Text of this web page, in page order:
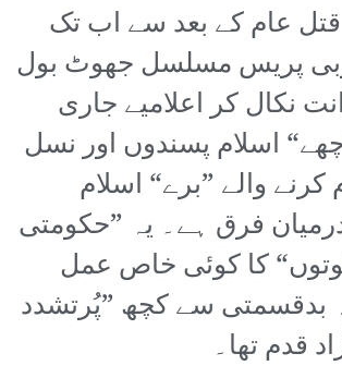
عام کے بعد سے اب تک
پریس مسلسل جھوٹ بول
نکال کر اعلامیے جاری
اسلام پسندوں اور نسل
والے ”برے“ اسلام
فرق ہے۔ یہ ”حکومتی
کا کوئی خاص عمل
بدقسمتی سے کچھ ”پُرتشدد
قدم تھا۔